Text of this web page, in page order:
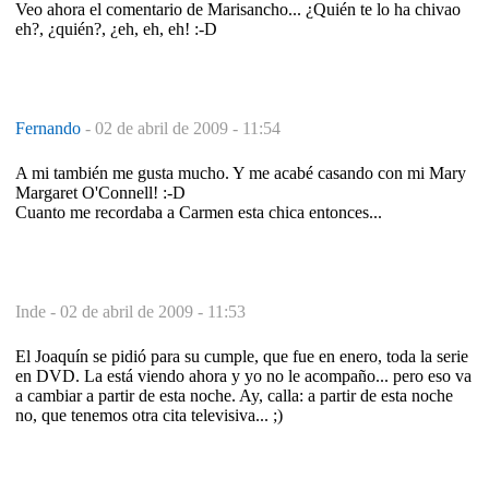
Veo ahora el comentario de Marisancho... ¿Quién te lo ha chivao
eh?, ¿quién?, ¿eh, eh, eh! :-D
Fernando - 02 de abril de 2009 - 11:54
A mi también me gusta mucho. Y me acabé casando con mi Mary
Margaret O'Connell! :-D
Cuanto me recordaba a Carmen esta chica entonces...
Inde - 02 de abril de 2009 - 11:53
El Joaquín se pidió para su cumple, que fue en enero, toda la serie
en DVD. La está viendo ahora y yo no le acompaño... pero eso va
a cambiar a partir de esta noche. Ay, calla: a partir de esta noche
no, que tenemos otra cita televisiva... ;)